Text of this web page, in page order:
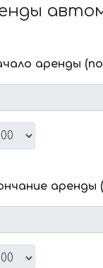
аренды
аренды